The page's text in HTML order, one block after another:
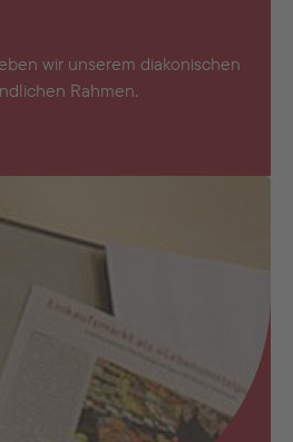
wir unserem diakonischen
Rahmen.